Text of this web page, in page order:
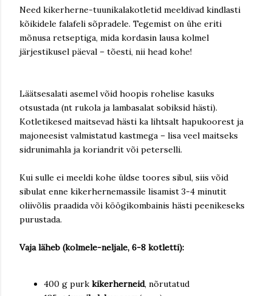
Need kikerherne-tuunikalakotletid meeldivad kindlasti
kõikidele falafeli sõpradele. Tegemist on ühe eriti
mõnusa retseptiga, mida kordasin lausa kolmel
järjestikusel päeval – tõesti, nii head kohe!
Läätsesalati asemel võid hoopis rohelise kasuks
otsustada (nt rukola ja lambasalat sobiksid hästi).
Kotletikesed maitsevad hästi ka lihtsalt hapukoorest ja
majoneesist valmistatud kastmega – lisa veel maitseks
sidrunimahla ja koriandrit või peterselli.
Kui sulle ei meeldi kohe üldse toores sibul, siis võid
sibulat enne kikerhernemassile lisamist 3-4 minutit
oliivõlis praadida või köögikombainis hästi peenikeseks
purustada.
Vaja läheb (kolmele-neljale, 6-8 kotletti):
400 g purk kikerherneid, nõrutatud